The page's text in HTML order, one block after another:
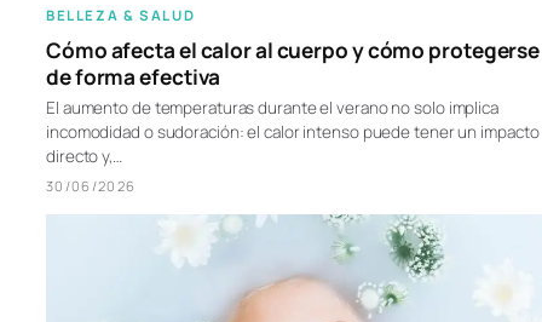
BELLEZA & SALUD
Cómo afecta el calor al cuerpo y cómo protegerse
de forma efectiva
El aumento de temperaturas durante el verano no solo implica
incomodidad o sudoración: el calor intenso puede tener un impacto
directo y,…
30/06/2026